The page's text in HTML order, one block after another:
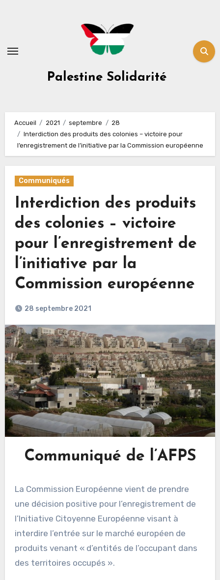
Palestine Solidarité
Accueil 2021 septembre
28
Interdiction des produits des colonies – victoire pour
l’enregistrement de l’initiative par la Commission européenne
Communiqués
Interdiction des produits
des colonies – victoire
pour l’enregistrement de
l’initiative par la
Commission européenne
28 septembre 2021
Communiqué de l’AFPS
La Commission Européenne vient de prendre
une décision positive pour l’enregistrement de
l’Initiative Citoyenne Européenne visant à
interdire l’entrée sur le marché européen de
produits venant « d’entités de l’occupant dans
des territoires occupés ».